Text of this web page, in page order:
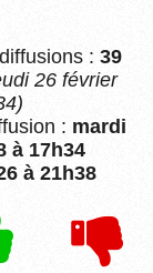
: 39
26 février
: mardi
à 17h34
à 21h38